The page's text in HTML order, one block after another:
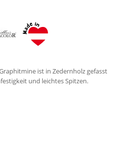
ist in Zedernholz gefasst
und leichtes Spitzen.